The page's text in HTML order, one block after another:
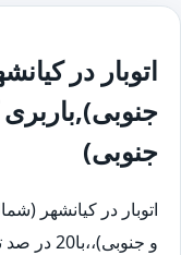
اتوبار در
جنوبی)
اتوبار در کیانشهر
و